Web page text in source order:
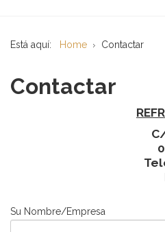
Está aquí: Home Contactar
Contactar
Su Nombre/Empresa